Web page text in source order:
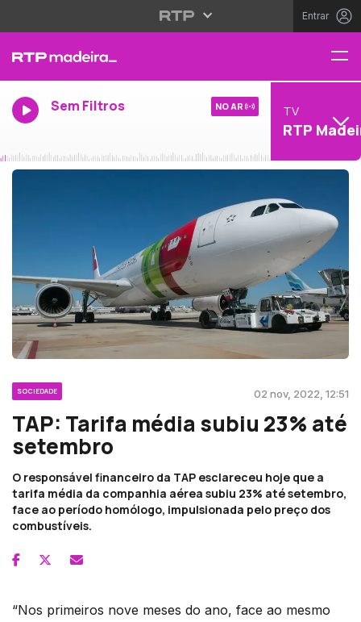
Entrar
Sem Filtros NO AR TV
RTP
SOCIEDADE 02 nov, 2022, 12:51
TAP: Tarifa média subiu 23% até
setembro
O responsável financeiro da TAP esclareceu hoje que a
tarifa média da companhia aérea subiu 23% até setembro,
face ao período homólogo, impulsionada pelo preço dos
combustíveis.
“Nos primeiros nove meses do ano, face ao mesmo